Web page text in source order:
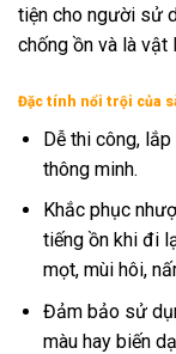
tiện cho người sử
chống ồn và là vật
Đặc tính nổi trội của
Dễ thi công,
thông minh.
Khắc phục
tiếng ồn khi đi
mọt, mùi hôi,
Đảm bảo sử
màu hay biến